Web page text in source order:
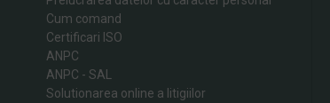
Cum comand
Certificari ISO
ANPC
ANPC - SAL
Solutionarea online a litigiilor